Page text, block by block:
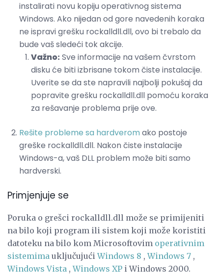
instalirati novu kopiju operativnog sistema
Windows. Ako nijedan od gore navedenih koraka
ne ispravi grešku rockalldll.dll, ovo bi trebalo da
bude vaš sledeći tok akcije.
Važno: Sve informacije na vašem čvrstom
disku će biti izbrisane tokom čiste instalacije.
Uverite se da ste napravili najbolji pokušaj da
popravite grešku rockalldll.dll pomoću koraka
za rešavanje problema prije ove.
Rešite probleme sa hardveromako postoje
greške rockalldll.dll. Nakon čiste instalacije
Windows-a, vaš DLL problem može biti samo
hardverski.
Primjenjuje se
Poruka o grešci rockalldll.dll može se primijeniti
na bilo koji program ili sistem koji može koristiti
datoteku na bilo kom Microsoftovim operativnim
sistemima uključujućiWindows 8 ,Windows 7 ,
Windows Vista ,Windows XP i Windows 2000.